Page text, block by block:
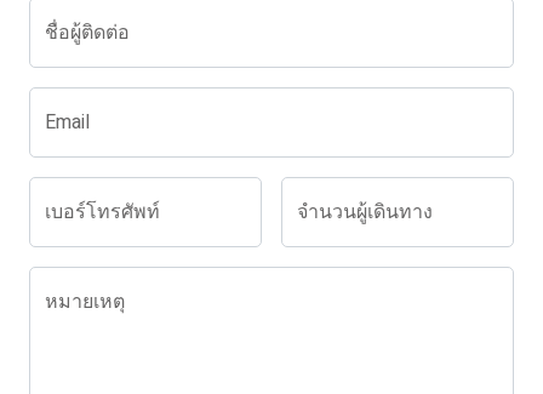
ชื่อผู้ติดต่อ
Email
เบอร์โทรศัพท์ จำนวนผู้เดินทาง
หมายเหตุ